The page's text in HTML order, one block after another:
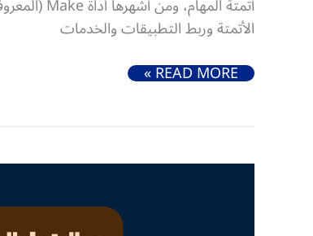
الأتمتة وربط التطبيقات والخدمات
مراجعة شاملة لأداة MAKE (INTEGROMAT سابقًا)
READ MORE »